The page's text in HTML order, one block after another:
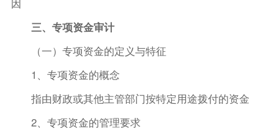
因
三、专项资金审计
（一）专项资金的定义与特征
1、专项资金的概念
指由财政或其他主管部门按特定用途拨付的资金
2、专项资金的管理要求